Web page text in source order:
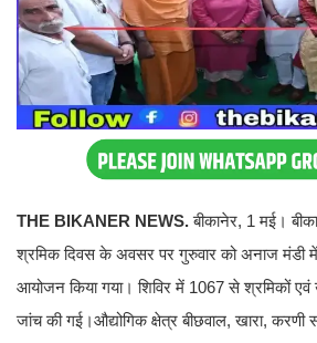
THE BIKANER NEWS.बीकानेर, 1 मई।
श्रमिक दिवस के अवसर पर गुरुवार को अनाज मंडी में
आयोजन किया गया। शिविर में 1067 से श्रमिकों एवं
जांच की गई।औद्योगिक क्षेत्र बीछवाल, खारा,